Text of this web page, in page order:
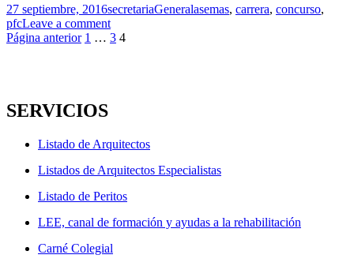
Publicado
el
27 septiembre, 2016Autor
secretariaCategorías
GeneralEtiquetas
asemas, carrera, concurso,
pfcLeave a comment
Navegación
Página anterior Página
1 … Página
3 Página
4
SERVICIOS
Listado de Arquitectos
Listados de Arquitectos Especialistas
Listado de Peritos
LEE, canal de formación y ayudas a la rehabilitación
Carné Colegial